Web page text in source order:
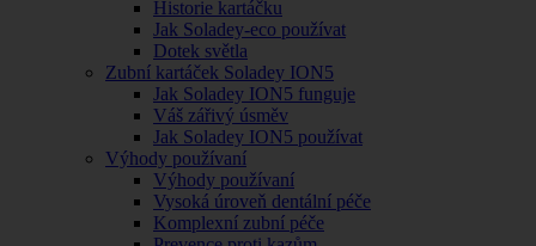
Historie kartáčku
Jak Soladey-eco používat
Dotek světla
Zubní kartáček Soladey ION5
Jak Soladey ION5 funguje
Váš zářivý úsměv
Jak Soladey ION5 používat
Výhody používaní
Výhody používaní
Vysoká úroveň dentální péče
Komplexní zubní péče